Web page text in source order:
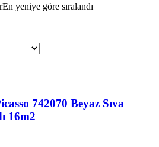
En yeniye göre sıralandı
742070 Beyaz Sıva
16m2